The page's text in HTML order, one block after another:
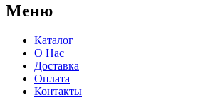
Меню
Каталог
О Нас
Доставка
Оплата
Контакты